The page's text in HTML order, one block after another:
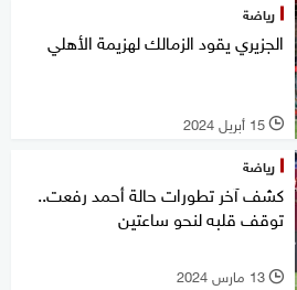
رياضة
الجزيري يقود الزمالك لهزيمة الأهلي
l 15 أبريل 2024
رياضة
كشف آخر تطورات حالة أحمد رفعت..
توقف قلبه لنحو ساعتين
l 13 مارس 2024